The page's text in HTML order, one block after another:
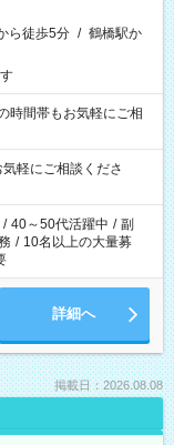
ら徒歩5分 / 鶴橋駅か
軽にご相談くださ
/ 40～50代活躍中 / 副
/ 10名以上の大量募
詳細へ
掲載日：2026.08.08